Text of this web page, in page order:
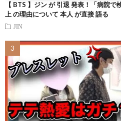
【 BTS 】ジン が 引退 発表！「病院
上 の理由について 本人 が直接 語る
JIN